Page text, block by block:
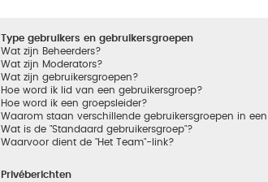
Type gebruikers en gebruikersgroepen
Wat zijn Beheerders?
Wat zijn Moderators?
Wat zijn gebruikersgroepen?
Hoe word ik lid van een gebruikersgroep?
Hoe word ik een groepsleider?
Waarom staan verschillende gebruikersgroepen in
Wat is de "Standaard gebruikersgroep"?
Waarvoor dient de "Het Team"-link?
Privéberichten